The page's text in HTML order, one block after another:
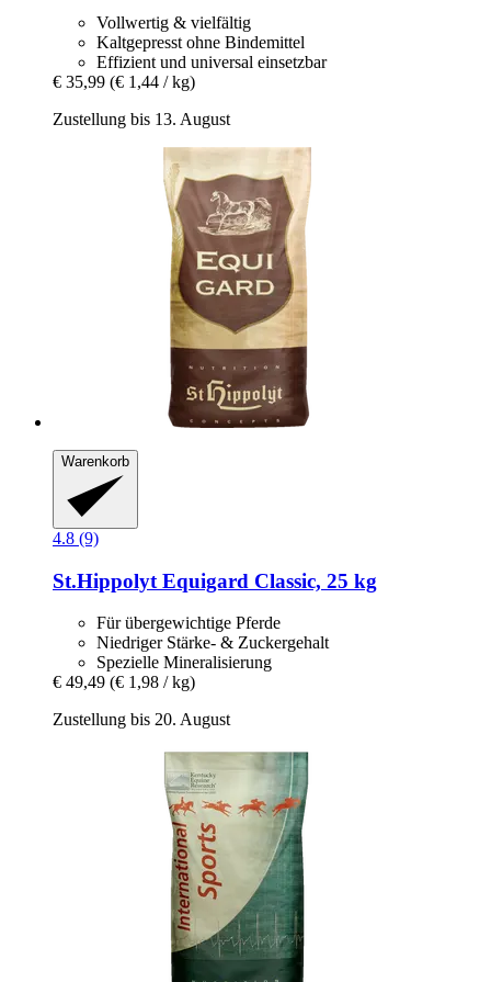
Vollwertig & vielfältig
Kaltgepresst ohne Bindemittel
Effizient und universal einsetzbar
€ 35,99 (€ 1,44 / kg)
Zustellung bis 13. August
Warenkorb
4.8 (9)
St.Hippolyt Equigard Classic, 25 kg
Für übergewichtige Pferde
Niedriger Stärke- & Zuckergehalt
Spezielle Mineralisierung
€ 49,49 (€ 1,98 / kg)
Zustellung bis 20. August